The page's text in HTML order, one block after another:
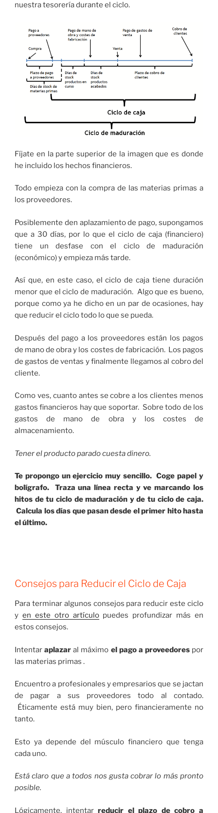
nuestra tesorería durante el ciclo.
Fíjate en la parte superior de la imagen que es donde
he incluido los hechos financieros.
Todo empieza con la compra de las materias primas a
los proveedores.
Posiblemente den aplazamiento de pago, supongamos
que a 30 días, por lo que el ciclo de caja (financiero)
tiene un desfase con el ciclo de maduración
(económico) y empieza más tarde.
Así que, en este caso, el ciclo de caja tiene duración
menor que el ciclo de maduración. Algo que es bueno,
porque como ya he dicho en un par de ocasiones, hay
que reducir el ciclo todo lo que se pueda.
Después del pago a los proveedores están los pagos
de mano de obra y los costes de fabricación. Los pagos
de gastos de ventas y finalmente llegamos al cobro del
cliente.
Como ves, cuanto antes se cobre a los clientes menos
gastos financieros hay que soportar. Sobre todo de los
gastos de mano de obra y los costes de
almacenamiento.
Tener el producto parado cuesta dinero.
Te propongo un ejercicio muy sencillo. Coge papel y
bolígrafo. Traza una línea recta y ve marcando los
hitos de tu ciclo de maduración y de tu ciclo de caja.
Calcula los días que pasan desde el primer hito hasta
el último.
Consejos para Reducir el Ciclo de Caja
Para terminar algunos consejos para reducir este ciclo
y en este otro artículopuedes profundizar más en
estos consejos.
Intentaraplazar al máximo el pago a proveedorespor
las materias primas .
Encuentro a profesionales y empresarios que se jactan
de pagar a sus proveedores todo al contado.
Éticamente está muy bien, pero financieramente no
tanto.
Esto ya depende del músculo financiero que tenga
cada uno.
Está claro que a todos nos gusta cobrar lo más pronto
posible.
Lógicamente, intentarreducir el plazo de cobro a